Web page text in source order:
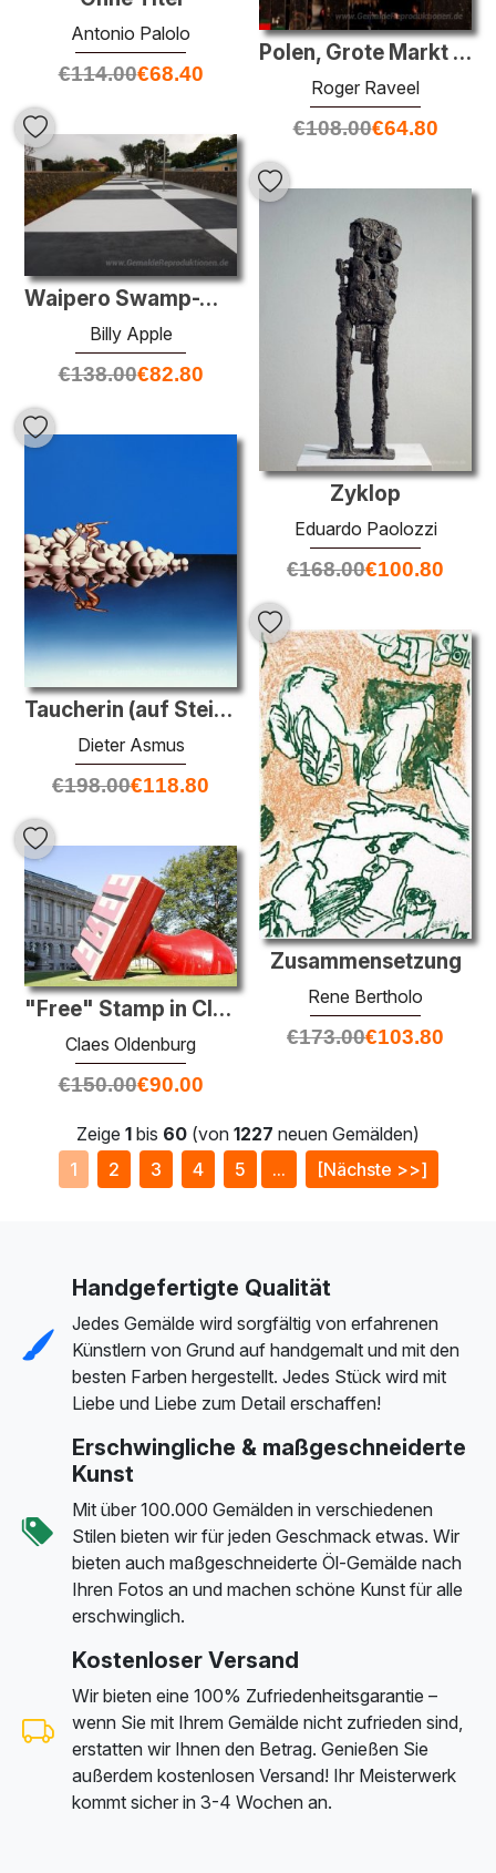
Antonio Palolo
€114.00€68.40
Polen, Grote Markt in Haarlem, Niederlande
Roger Raveel
€108.00€64.80
Waipero Swamp-Weg
Billy Apple
€138.00€82.80
Zyklop
Eduardo Paolozzi
€168.00€100.80
Taucherin (auf Steinen)
Dieter Asmus
€198.00€118.80
Zusammensetzung
Rene Bertholo
€173.00€103.80
"Free" Stamp in Cleveland City Hall (Zusammenarbeit mit van Brug
Claes Oldenburg
€150.00€90.00
Zeige 1 bis 60 (von 1227 neuen Gemälden)
1
2 3 4 5 ... [Nächste >>]
Handgefertigte Qualität
Jedes Gemälde wird sorgfältig von erfahrenen
Künstlern von Grund auf handgemalt und mit den
besten Farben hergestellt. Jedes Stück wird mit
Liebe und Liebe zum Detail erschaffen!
Erschwingliche & maßgeschneiderte
Kunst
Mit über 100.000 Gemälden in verschiedenen
Stilen bieten wir für jeden Geschmack etwas. Wir
bieten auch maßgeschneiderte Öl-Gemälde nach
Ihren Fotos an und machen schöne Kunst für alle
erschwinglich.
Kostenloser Versand
Wir bieten eine 100% Zufriedenheitsgarantie –
wenn Sie mit Ihrem Gemälde nicht zufrieden sind,
erstatten wir Ihnen den Betrag. Genießen Sie
außerdem kostenlosen Versand! Ihr Meisterwerk
kommt sicher in 3-4 Wochen an.